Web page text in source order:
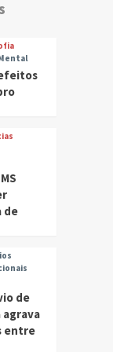
de
de
agrava
entre